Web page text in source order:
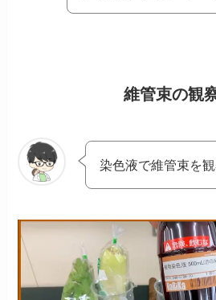
維管束の観
染色液で維管束を